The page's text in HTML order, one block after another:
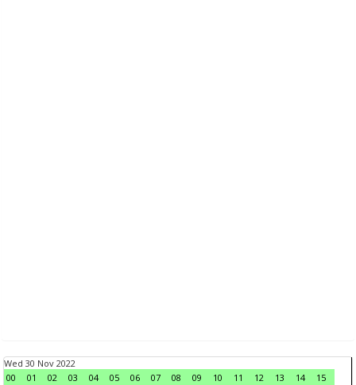
Wed 30 Nov 2022
00
01 02 03 04 05 06 07 08 09 10 11 12 13 14
15